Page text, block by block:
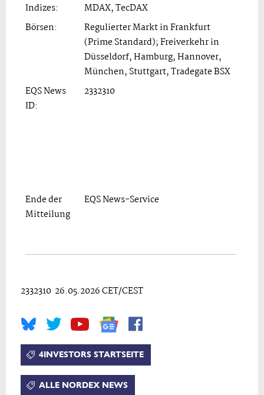
Indizes:
MDAX, TecDAX
Börsen:
Regulierter Markt in Frankfurt
(Prime Standard); Freiverkehr in
Düsseldorf, Hamburg, Hannover,
München, Stuttgart, Tradegate BSX
EQS News
ID:
2332310
Ende der
Mitteilung
EQS News-Service
2332310 26.05.2026 CET/CEST
4INVESTORS STARTSEITE
ALLE NORDEX NEWS